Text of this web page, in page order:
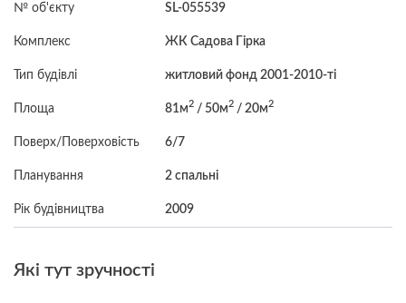
№ об'єкту SL-055539
Комплекс ЖК Садова Гірка
Тип будівлі житловий фонд 2001-2010-ті
Площа 81м2 / 50м2 / 20м2
Поверх/Поверховість 6/7
Планування 2 спальні
Рік будівництва 2009
Які тут зручності